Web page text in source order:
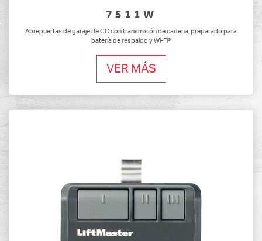
7511W
Abrepuertas de garaje de CC con transmisión de cadena, preparado para
batería de respaldo y Wi-Fi®
VER MÁS